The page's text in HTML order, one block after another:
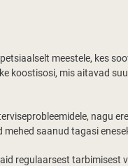
meestele, kes
koostisosi, mis aitavad
nagu
saanud tagasi
regulaarsest tarbimisest